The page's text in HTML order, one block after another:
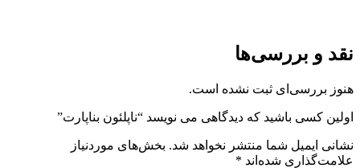
نقد و بررسی‌ها
هنوز بررسی‌ای ثبت نشده است.
اولین کسی باشید که دیدگاهی می نویسد “ناپلئون بناپارت”
نشانی ایمیل شما منتشر نخواهد شد. بخش‌های موردنیاز
علامت‌گذاری شده‌اند *